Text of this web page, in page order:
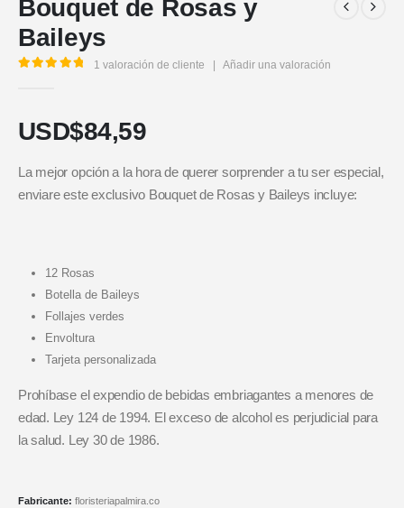
Bouquet de Rosas y
Baileys
1 valoración de cliente | Añadir una valoración
USD$84,59
La mejor opción a la hora de querer sorprender a tu ser especial,
enviare este exclusivo Bouquet de Rosas y Baileys incluye:
12 Rosas
Botella de Baileys
Follajes verdes
Envoltura
Tarjeta personalizada
Prohíbase el expendio de bebidas embriagantes a menores de
edad. Ley 124 de 1994. El exceso de alcohol es perjudicial para
la salud. Ley 30 de 1986.
Fabricante: floristeriapalmira.co